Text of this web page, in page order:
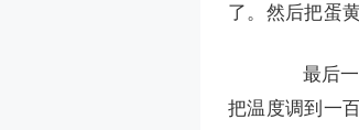
了。然后把蛋
最后一步
把温度调到一